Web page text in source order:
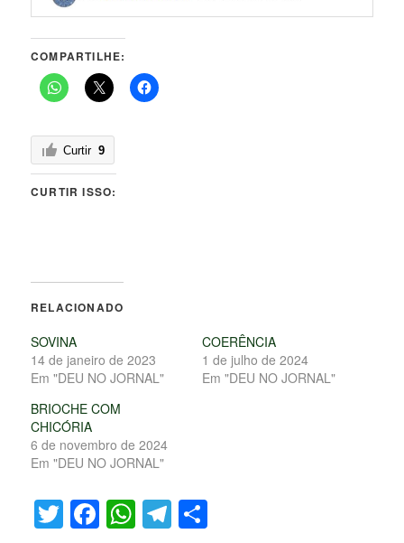
COMPARTILHE:
Curtir 9
CURTIR ISSO:
RELACIONADO
SOVINA
14 de janeiro de 2023
Em "DEU NO JORNAL"
COERÊNCIA
1 de julho de 2024
Em "DEU NO JORNAL"
BRIOCHE COM
CHICÓRIA
6 de novembro de 2024
Em "DEU NO JORNAL"
Twitter
Facebook
WhatsApp
Telegram